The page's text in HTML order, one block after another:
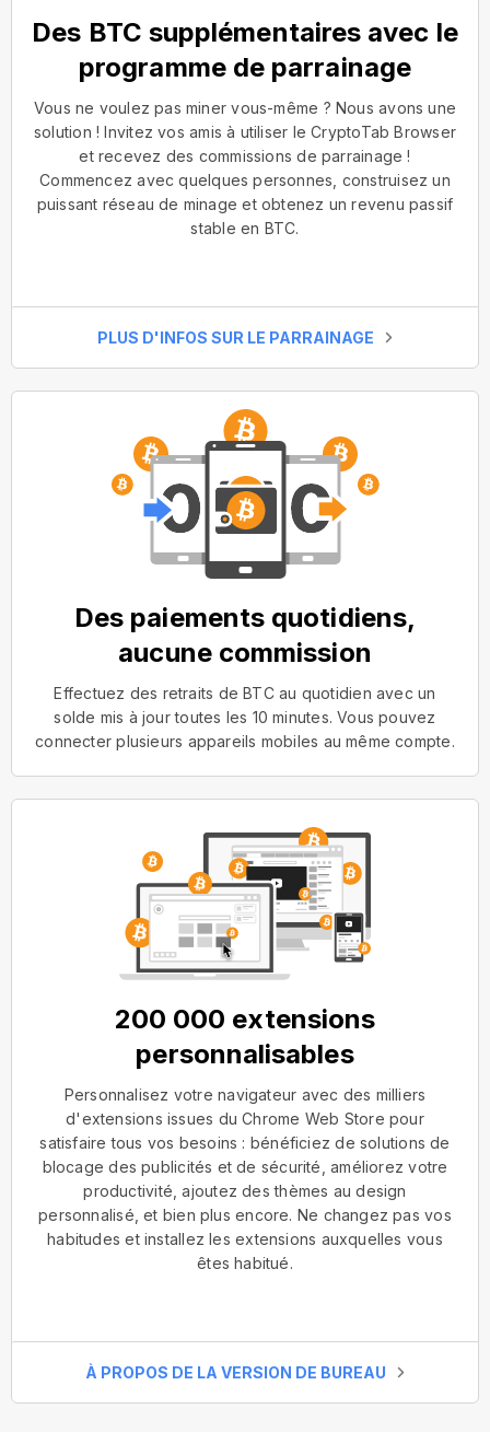
Des BTC supplémentaires avec le
programme de parrainage
Vous ne voulez pas miner vous-même ? Nous avons une
solution ! Invitez vos amis à utiliser le CryptoTab Browser
et recevez des commissions de parrainage !
Commencez avec quelques personnes, construisez un
puissant réseau de minage et obtenez un revenu passif
stable en BTC.
PLUS D'INFOS SUR LE PARRAINAGE
Des paiements quotidiens,
aucune commission
Effectuez des retraits de BTC au quotidien avec un
solde mis à jour toutes les 10 minutes. Vous pouvez
connecter plusieurs appareils mobiles au même compte.
200 000 extensions
personnalisables
Personnalisez votre navigateur avec des milliers
d'extensions issues du Chrome Web Store pour
satisfaire tous vos besoins : bénéficiez de solutions de
blocage des publicités et de sécurité, améliorez votre
productivité, ajoutez des thèmes au design
personnalisé, et bien plus encore. Ne changez pas vos
habitudes et installez les extensions auxquelles vous
êtes habitué.
À PROPOS DE LA VERSION DE BUREAU